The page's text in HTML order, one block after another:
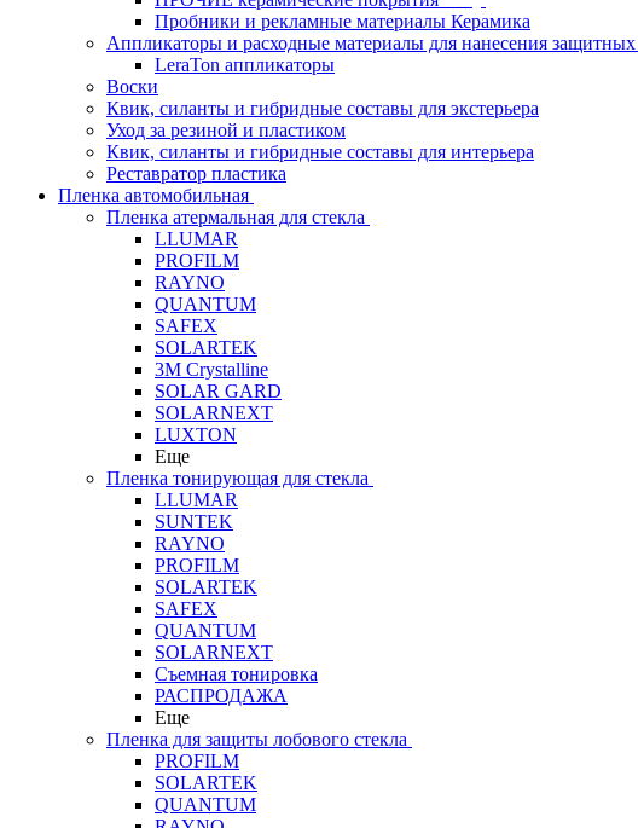
Пробники и рекламные материалы Керамика
Аппликаторы и расходные материалы для нанесения защитных
LeraTon аппликаторы
Воски
Квик, силанты и гибридные составы для экстерьера
Уход за резиной и пластиком
Квик, силанты и гибридные составы для интерьера
Реставратор пластика
Пленка автомобильная
Пленка атермальная для стекла
LLUMAR
PROFILM
RAYNO
QUANTUM
SAFEX
SOLARTEK
3M Crystalline
SOLAR GARD
SOLARNEXT
LUXTON
Еще
Пленка тонирующая для стекла
LLUMAR
SUNTEK
RAYNO
PROFILM
SOLARTEK
SAFEX
QUANTUM
SOLARNEXT
Съемная тонировка
РАСПРОДАЖА
Еще
Пленка для защиты лобового стекла
PROFILM
SOLARTEK
QUANTUM